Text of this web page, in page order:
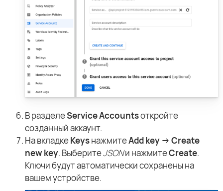
В разделеService Accountsоткройте
созданный аккаунт.
На вкладкеKeysнажмитеAdd key → Create
new key. ВыберитеJSONи нажмитеCreate.
Ключи будут автоматически сохранены на
вашем устройстве.